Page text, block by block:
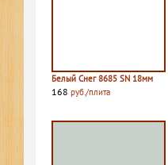
Белый Снег 8685 SN 18мм
168 руб./плита